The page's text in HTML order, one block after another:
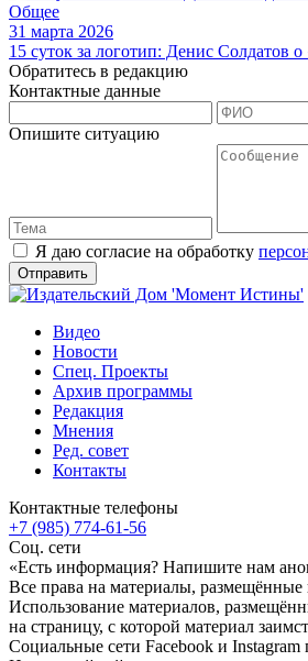
Общее
31 марта 2026
15 суток за логотип: Денис
Обратитесь в редакцию
Контактные данные
Опишите ситуацию
Я даю согласие на обработку
Видео
Новости
Спец. Проекты
Архив программы
Редакция
Мнения
Ред. совет
Контакты
Контактные телефоны
+7 (985) 774-61-56
Соц. сети
«Есть информация? Напишите нам
Все права на материалы,
Использование материалов,
на страницу, с которой материал
Социальные сети Facebook и